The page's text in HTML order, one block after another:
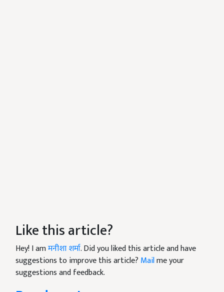
Like this article?
Hey! I amमनीशा शर्मा. Did you liked this article and have
suggestions to improve this article? Mailme your
suggestions and feedback.